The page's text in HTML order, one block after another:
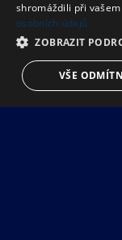
shromáždili při
osobních údajů
ZOBRAZIT
VŠE